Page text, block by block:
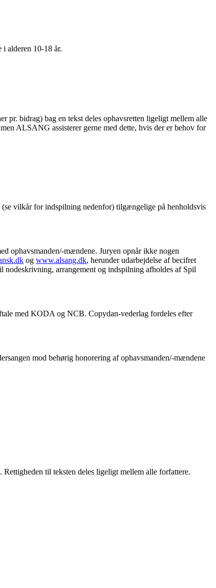
alderen 10-18 år.
pr. bidrag) bag en tekst deles ophavsretten ligeligt mellem alle
ALSANG assisterer gerne med dette, hvis der er behov for
vilkår for indspilning nedenfor) tilgængelige på henholdsvis
ophavsmanden/-mændene. Juryen opnår ikke nogen
og www.alsang.dk, herunder udarbejdelse af becifret
arrangement og indspilning afholdes af Spil
med KODA og NCB. Copydan-vederlag fordeles efter
mod behørig honorering af ophavsmanden/-mændene
til teksten deles ligeligt mellem alle forfattere.